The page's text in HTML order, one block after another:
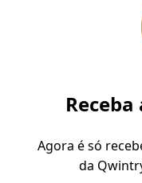
Agora é só
da